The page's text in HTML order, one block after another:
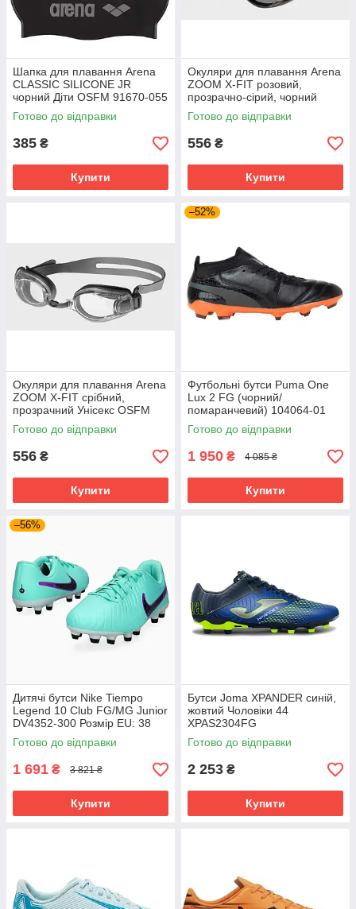
Шапка для плавання Arena
CLASSIC SILICONE JR
чорний Діти OSFM 91670-055
Готово до відправки
385 ₴
Купити
Окуляри для плавання Arena
ZOOM X-FIT розовий,
прозрачно-сірий, чорний
Унісекс OSFM 92404-059
Готово до відправки
556 ₴
Купити
Окуляри для плавання Arena
ZOOM X-FIT срібний,
прозрачний Унісекс OSFM
92404-011
Готово до відправки
556 ₴
Купити
–52%
Футбольні бутси Puma One
Lux 2 FG (чорний/
помаранчевий) 104064-01
Розмір EU: 44
Готово до відправки
1 950 ₴ 4 085 ₴
Купити
–56%
Дитячі бутси Nike Tiempo
Legend 10 Club FG/MG Junior
DV4352-300 Розмір EU: 38
Готово до відправки
1 691 ₴ 3 821 ₴
Купити
Бутси Joma XPANDER синій,
жовтий Чоловіки 44
XPAS2304FG
Готово до відправки
2 253 ₴
Купити